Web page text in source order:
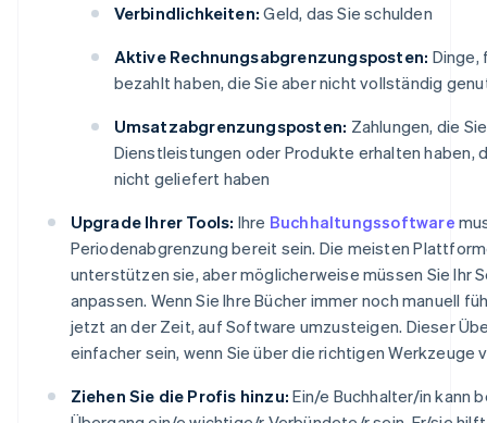
Verbindlichkeiten: Geld, das Sie schulden
Aktive Rechnungsabgrenzungsposten: Dinge,
bezahlt haben, die Sie aber nicht vollständig
Umsatzabgrenzungsposten: Zahlungen, die
Dienstleistungen oder Produkte erhalten haben,
nicht geliefert haben
Upgrade Ihrer Tools: Ihre Buchhaltungssoftware
Periodenabgrenzung bereit sein. Die meisten
unterstützen sie, aber möglicherweise müssen Sie Ihr
anpassen. Wenn Sie Ihre Bücher immer noch manuell
jetzt an der Zeit, auf Software umzusteigen. Dieser
einfacher sein, wenn Sie über die richtigen Werkzeuge
Ziehen Sie die Profis hinzu: Ein/e Buchhalter/in kann